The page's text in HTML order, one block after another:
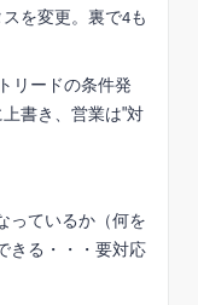
を変更。裏で4も
リードの条件発
書き、営業は"対
っているか（何を
きる・・・要対応